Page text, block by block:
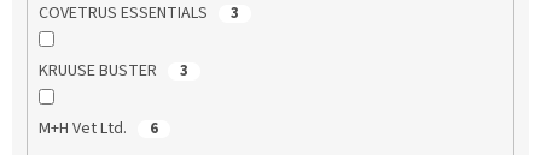
COVETRUS ESSENTIALS 3
KRUUSE BUSTER 3
M+H Vet Ltd. 6